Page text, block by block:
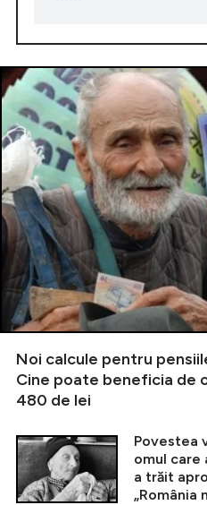
Noi calcule pentru
Cine poate beneficia de
480 de lei
Povestea
omul care
a trăit
„România